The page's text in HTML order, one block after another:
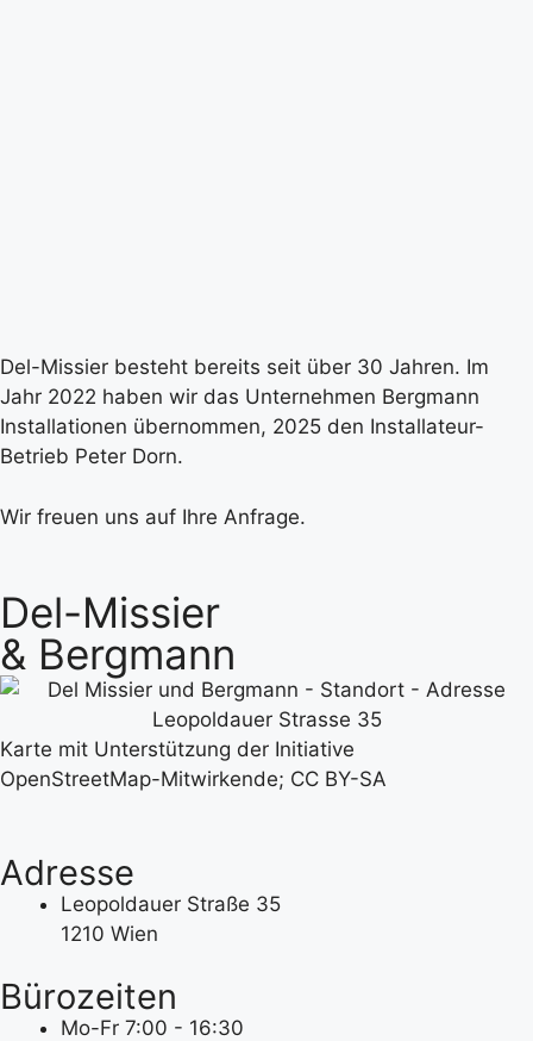
Del-Missier besteht bereits seit über 30 Jahren. Im
Jahr 2022 haben wir das Unternehmen Bergmann
Installationen übernommen, 2025 den Installateur-
Betrieb Peter Dorn.
Wir freuen uns auf Ihre Anfrage.
Del-Missier
& Bergmann
Karte mit Unterstützung der Initiative
OpenStreetMap-Mitwirkende; CC BY-SA
Adresse
Leopoldauer Straße 35
1210 Wien
Bürozeiten
Mo-Fr 7:00 - 16:30